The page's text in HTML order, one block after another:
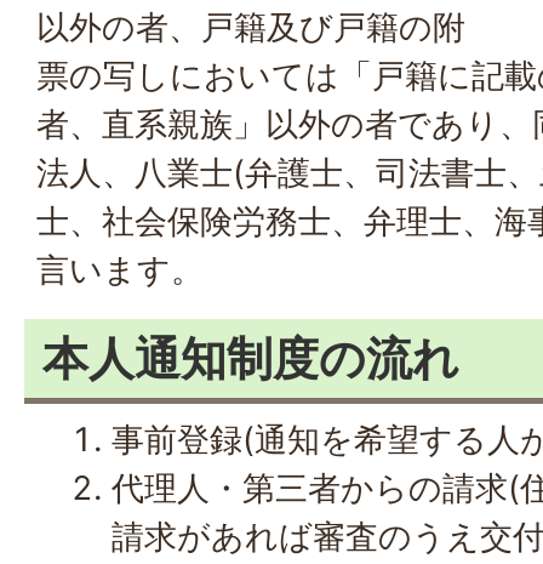
以外の者、戸籍及び戸籍の附
票の写しにおいては「戸籍に記
者、直系親族」以外の者であり
法人、八業士(弁護士、司法書士
士、社会保険労務士、弁理士、
言います。
本人通知制度の流れ
事前登録(通知を希望する人
代理人・第三者からの請求(
請求があれば審査のうえ交